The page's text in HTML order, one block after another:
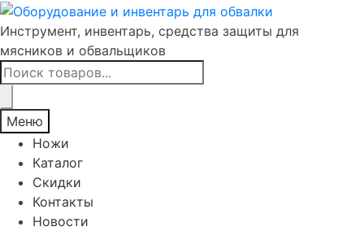
Инструмент, инвентарь, средства защиты для
мясников и обвальщиков
Поиск
товаров
Меню
Ножи
Каталог
Скидки
Контакты
Новости